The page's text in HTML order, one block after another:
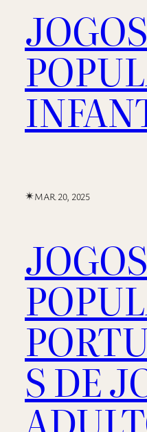
JOGOS
✴︎MAR 20, 2025
JOGOS
S DE